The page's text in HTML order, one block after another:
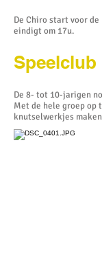
De Chiro start voor de
eindigt om 17u.
Speelclub
De 8- tot 10-jarigen
Met de hele groep op
knutselwerkjes